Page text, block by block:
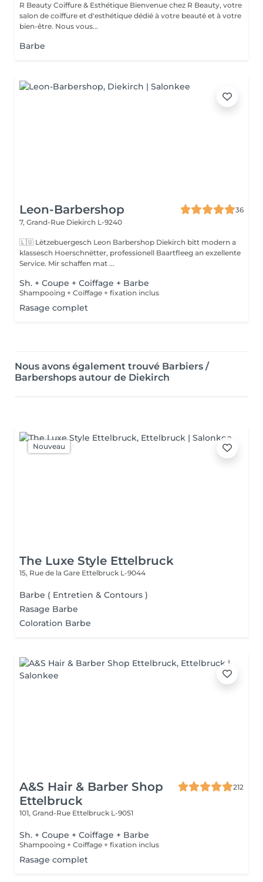
R Beauty Coiffure & Esthétique Bienvenue chez R Beauty, votre
salon de coiffure et d'esthétique dédié à votre beauté et à votre
bien-être. Nous vous...
Barbe
Leon-Barbershop
36
7, Grand-Rue Diekirch L-9240
🇱🇺 Lëtzebuergesch Leon Barbershop Diekirch bitt modern a
klassesch Hoerschnëtter, professionell Baartfleeg an exzellente
Service. Mir schaffen mat ...
Sh. + Coupe + Coiffage + Barbe
Shampooing + Coiffage + fixation inclus
Rasage complet
Nous avons également trouvé Barbiers /
Barbershops autour de Diekirch
Nouveau
The Luxe Style Ettelbruck
15, Rue de la Gare Ettelbruck L-9044
Barbe ( Entretien & Contours )
Rasage Barbe
Coloration Barbe
A&S Hair & Barber Shop
Ettelbruck
212
101, Grand-Rue Ettelbruck L-9051
Sh. + Coupe + Coiffage + Barbe
Shampooing + Coiffage + fixation inclus
Rasage complet